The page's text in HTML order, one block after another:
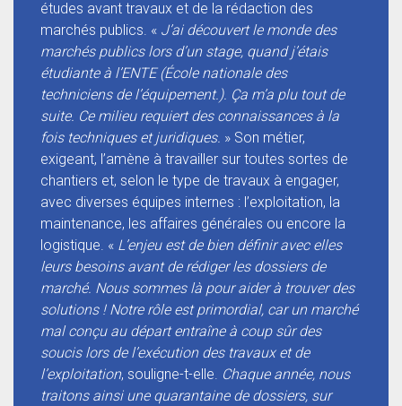
études avant travaux et de la rédaction des
marchés publics. « J’ai découvert le monde des
marchés publics lors d’un stage, quand j’étais
étudiante à l’ENTE (École nationale des
techniciens de l’équipement.). Ça m’a plu tout de
suite. Ce milieu requiert des connaissances à la
fois techniques et juridiques. » Son métier,
exigeant, l’amène à travailler sur toutes sortes de
chantiers et, selon le type de travaux à engager,
avec diverses équipes internes : l’exploitation, la
maintenance, les affaires générales ou encore la
logistique. « L’enjeu est de bien définir avec elles
leurs besoins avant de rédiger les dossiers de
marché. Nous sommes là pour aider à trouver des
solutions ! Notre rôle est primordial, car un marché
mal conçu au départ entraîne à coup sûr des
soucis lors de l’exécution des travaux et de
l’exploitation, souligne-t-elle. Chaque année, nous
traitons ainsi une quarantaine de dossiers, sur